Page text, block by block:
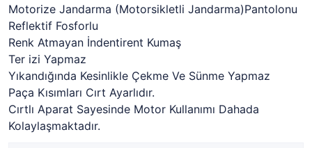
Motorize Jandarma (Motorsikletli Jandarma)Pantolonu
Reflektif Fosforlu
Renk Atmayan İndentirent Kumaş
Ter izi Yapmaz
Yıkandığında Kesinlikle Çekme Ve Sünme Yapmaz
Paça Kısımları Cırt Ayarlıdır.
Cırtlı Aparat Sayesinde Motor Kullanımı Dahada
Kolaylaşmaktadır.